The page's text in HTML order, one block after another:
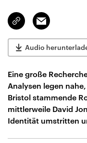
Link
kopieren/teilen
Email
Audio
Eine große
Analysen legen
Bristol stammende
mittlerweile David
Identität umstritten